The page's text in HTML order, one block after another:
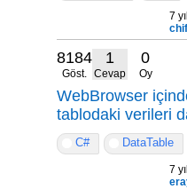
7
8184
Göst.
1
Cevap
0
Oy
WebBrowser
tablodaki verileri
C# DataTable
7